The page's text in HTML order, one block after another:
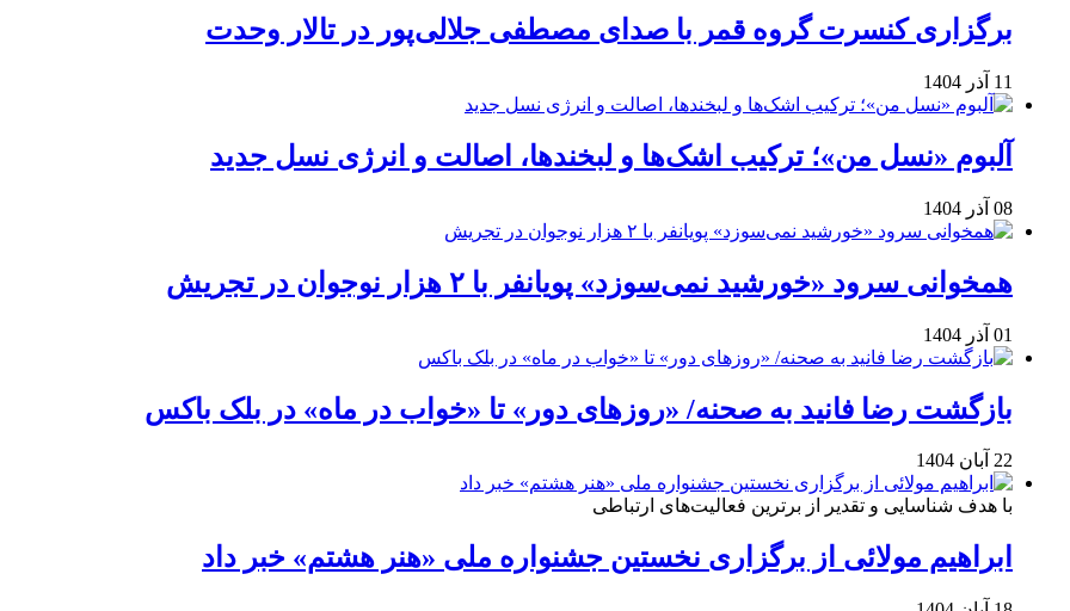
برگزاری کنسرت گروه قمر با صدای مصطفی جلالی‌پور در تالار وحدت
11 آذر 1404
آلبوم «نسل من»؛ ترکیب اشک‌ها و لبخندها، اصالت و انرژی نسل جدید
08 آذر 1404
همخوانی سرود «خورشید نمی‌سوزد» پویانفر با ۲ هزار نوجوان در تجریش
01 آذر 1404
بازگشت رضا فانید به صحنه/ «روزهای دور» تا «خواب در ماه» در بلک باکس
22 آبان 1404
با هدف شناسایی و تقدیر از برترین فعالیت‌های ارتباطی
ابراهیم مولائی از برگزاری نخستین جشنواره ملی «هنر هشتم» خبر داد